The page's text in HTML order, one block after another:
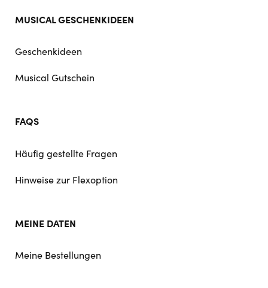
MUSICAL GESCHENKIDEEN
Geschenkideen
Musical Gutschein
FAQS
Häufig gestellte Fragen
Hinweise zur Flexoption
MEINE DATEN
Meine Bestellungen